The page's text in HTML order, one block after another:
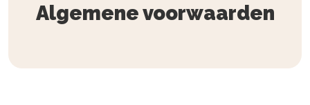
Algemene voorwaarden